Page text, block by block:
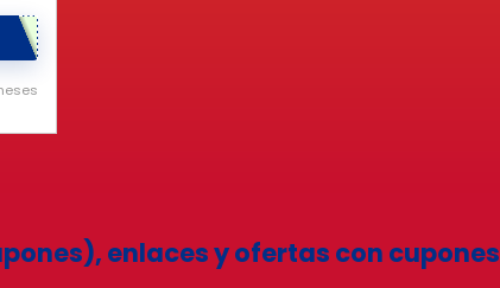
enlaces y ofertas con cupones